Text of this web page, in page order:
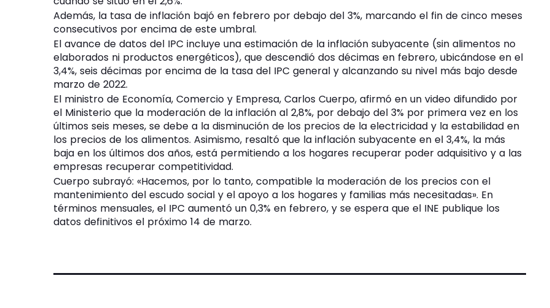
Además, la tasa de inflación bajó en febrero por debajo del 3%, marcando el fin de cinco meses
consecutivos por encima de este umbral.
El avance de datos del IPC incluye una estimación de la inflación subyacente (sin alimentos no
elaborados ni productos energéticos), que descendió dos décimas en febrero, ubicándose en el
3,4%, seis décimas por encima de la tasa del IPC general y alcanzando su nivel más bajo desde
marzo de 2022.
El ministro de Economía, Comercio y Empresa, Carlos Cuerpo, afirmó en un video difundido por
el Ministerio que la moderación de la inflación al 2,8%, por debajo del 3% por primera vez en los
últimos seis meses, se debe a la disminución de los precios de la electricidad y la estabilidad en
los precios de los alimentos. Asimismo, resaltó que la inflación subyacente en el 3,4%, la más
baja en los últimos dos años, está permitiendo a los hogares recuperar poder adquisitivo y a las
empresas recuperar competitividad.
Cuerpo subrayó: «Hacemos, por lo tanto, compatible la moderación de los precios con el
mantenimiento del escudo social y el apoyo a los hogares y familias más necesitadas». En
términos mensuales, el IPC aumentó un 0,3% en febrero, y se espera que el INE publique los
datos definitivos el próximo 14 de marzo.